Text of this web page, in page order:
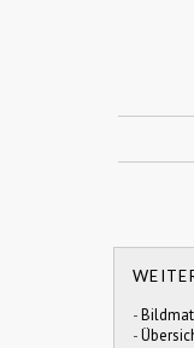
-
-